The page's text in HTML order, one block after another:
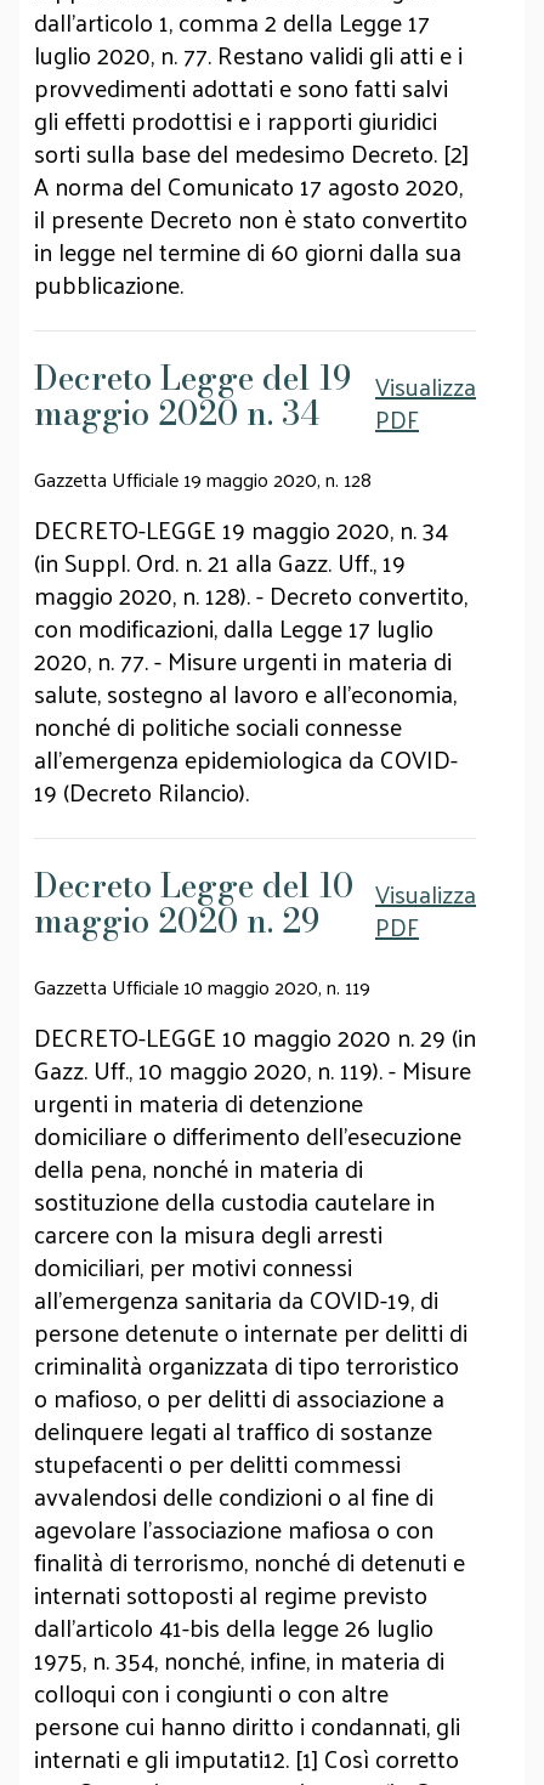
dall'articolo 1, comma 2 della Legge 17
luglio 2020, n. 77. Restano validi gli atti e i
provvedimenti adottati e sono fatti salvi
gli effetti prodottisi e i rapporti giuridici
sorti sulla base del medesimo Decreto. [2]
A norma del Comunicato 17 agosto 2020,
il presente Decreto non è stato convertito
in legge nel termine di 60 giorni dalla sua
pubblicazione.
Decreto Legge del 19
maggio 2020 n. 34
Visualizza
PDF
Gazzetta Ufficiale 19 maggio 2020, n. 128
DECRETO-LEGGE 19 maggio 2020, n. 34
(in Suppl. Ord. n. 21 alla Gazz. Uff., 19
maggio 2020, n. 128). - Decreto convertito,
con modificazioni, dalla Legge 17 luglio
2020, n. 77. - Misure urgenti in materia di
salute, sostegno al lavoro e all'economia,
nonché di politiche sociali connesse
all'emergenza epidemiologica da COVID-
19 (Decreto Rilancio).
Decreto Legge del 10
maggio 2020 n. 29
Visualizza
PDF
Gazzetta Ufficiale 10 maggio 2020, n. 119
DECRETO-LEGGE 10 maggio 2020 n. 29 (in
Gazz. Uff., 10 maggio 2020, n. 119). - Misure
urgenti in materia di detenzione
domiciliare o differimento dell'esecuzione
della pena, nonché in materia di
sostituzione della custodia cautelare in
carcere con la misura degli arresti
domiciliari, per motivi connessi
all'emergenza sanitaria da COVID-19, di
persone detenute o internate per delitti di
criminalità organizzata di tipo terroristico
o mafioso, o per delitti di associazione a
delinquere legati al traffico di sostanze
stupefacenti o per delitti commessi
avvalendosi delle condizioni o al fine di
agevolare l'associazione mafiosa o con
finalità di terrorismo, nonché di detenuti e
internati sottoposti al regime previsto
dall'articolo 41-bis della legge 26 luglio
1975, n. 354, nonché, infine, in materia di
colloqui con i congiunti o con altre
persone cui hanno diritto i condannati, gli
internati e gli imputati12. [1] Così corretto